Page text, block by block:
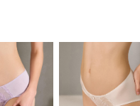
完成結帳。
。
中的連結，可透過四大超商／
為交易完成。
但若您需要取消訂單，請聯絡
費
費